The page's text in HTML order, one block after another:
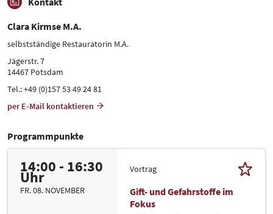
Clara Kirmse M.A.
selbstständige Restauratorin M.A.
Jägerstr. 7
14467 Potsdam
Tel.: +49 (0)157 53 49 24 81
per E-Mail kontaktieren
Programmpunkte
14:00 - 16:30
Uhr
FR. 08. NOVEMBER
Vortrag
Gift- und Gefahrstoffe im
Fokus